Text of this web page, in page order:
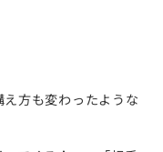
方も変わったような